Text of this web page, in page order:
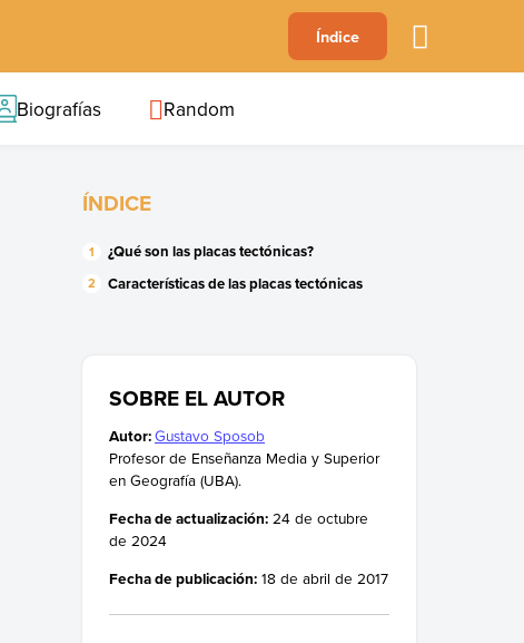
B C F
Índice
Biografías Random
ÍNDICE
¿Qué son las placas tectónicas?
Características de las placas tectónicas
SOBRE EL AUTOR
Autor:Gustavo Sposob
Profesor de Enseñanza Media y Superior
en Geografía (UBA).
Fecha de actualización: 24 de octubre
de 2024
Fecha de publicación: 18 de abril de 2017